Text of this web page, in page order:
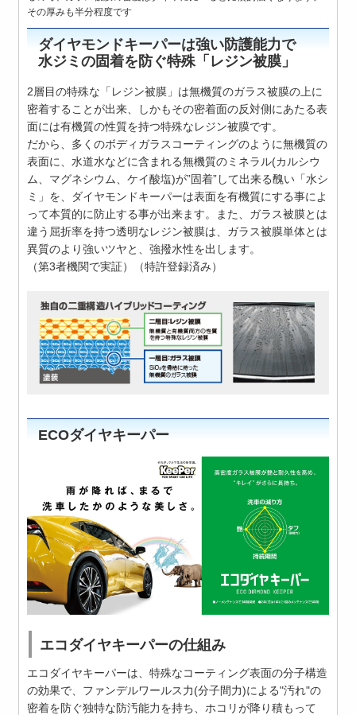
その厚みも半分程度です
ダイヤモンドキーパーは強い防護能力で
水ジミの固着を防ぐ特殊「レジン被膜」
2層目の特殊な「レジン被膜」は無機質のガラス被膜の上に
密着することが出来、しかもその密着面の反対側にあたる表
面には有機質の性質を持つ特殊なレジン被膜です。
だから、多くのボディガラスコーティングのように無機質の
表面に、水道水などに含まれる無機質のミネラル(カルシウ
ム、マグネシウム、ケイ酸塩)が”固着”して出来る醜い「水シ
ミ」を、ダイヤモンドキーパーは表面を有機質にする事によ
って本質的に防止する事が出来ます。また、ガラス被膜とは
違う屈折率を持つ透明なレジン被膜は、ガラス被膜単体とは
異質のより強いツヤと、強撥水性を出します。
（第3者機関で実証）（特許登録済み）
ECOダイヤキーパー
エコダイヤキーパーの仕組み
エコダイヤキーパーは、特殊なコーティング表面の分子構造
の効果で、ファンデルワールス力(分子間力)による"汚れ"の
密着を防ぐ独特な防汚能力を持ち、ホコリが降り積もって